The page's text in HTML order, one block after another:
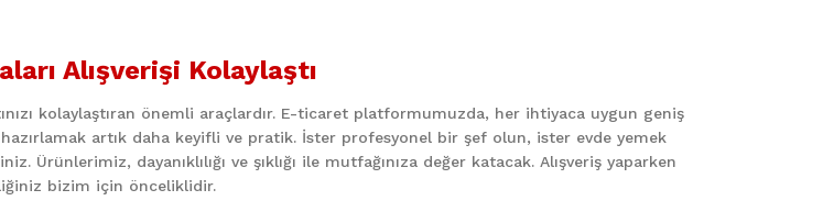
Yorum Yaz
Alışverişi Kolaylaştı
kolaylaştıran önemli araçlardır. E-ticaret platformumuzda, her ihtiyaca uygun geniş
artık daha keyifli ve pratik. İster profesyonel bir şef olun, ister evde yemek
Ürünlerimiz, dayanıklılığı ve şıklığı ile mutfağınıza değer katacak. Alışveriş yaparken
bizim için önceliklidir.